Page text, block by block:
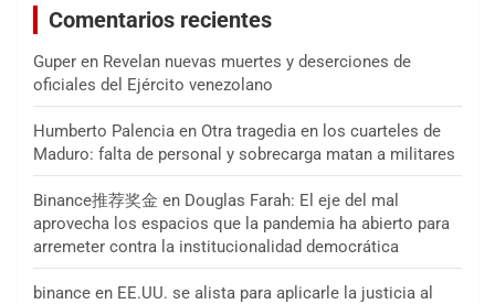
Comentarios recientes
Guper en Revelan nuevas muertes y deserciones de
oficiales del Ejército venezolano
Humberto Palencia en Otra tragedia en los cuarteles de
Maduro: falta de personal y sobrecarga matan a militares
Binance推荐奖金 en Douglas Farah: El eje del mal
aprovecha los espacios que la pandemia ha abierto para
arremeter contra la institucionalidad democrática
binance en EE.UU. se alista para aplicarle la justicia al